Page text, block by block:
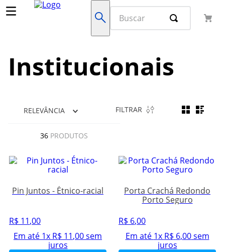
Institucionais
RELEVÂNCIA FILTRAR
36 PRODUTOS
Pin Juntos - Étnico-racial
R$ 11,00
Em até 1x R$ 11,00sem
juros
Porta Crachá Redondo
Porto Seguro
R$ 6,00
Em até 1x R$ 6,00sem
juros